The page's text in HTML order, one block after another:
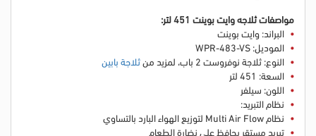
مواصفات ثلاجه وايت بوينت 451 لتر:
البراند: وايت بوينت
الموديل: WPR-483-VS
النوع: ثلاجة نوفروست 2 باب
، لمزيد منثلاجة بابين
السعة: 451 لتر
اللون: سيلفر
نظام التبريد:
نظام Multi Air Flow لتوزيع الهواء البارد بالتساوي
تبريد مستقر يحافظ على نضارة الطعام